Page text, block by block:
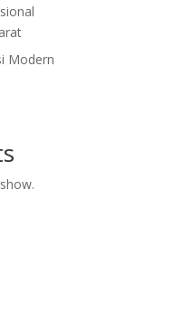
Modern